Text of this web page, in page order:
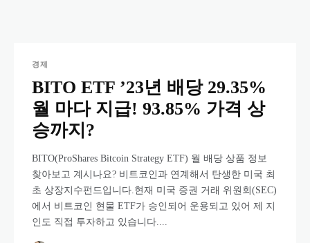
경제
BITO ETF ’23년 배당 29.35%
월 마다 지급! 93.85% 가격 상
승까지?
BITO(ProShares Bitcoin Strategy ETF) 월 배당 상품 정보
찾아보고 계시나요? 비트코인과 연계해서 탄생한 미국 최
초 상장지수펀드입니다.현재 미국 증권 거래 위원회(SEC)
에서 비트코인 현물 ETF가 승인되어 운용되고 있어 제 지
인도 직접 투자하고 있습니다....